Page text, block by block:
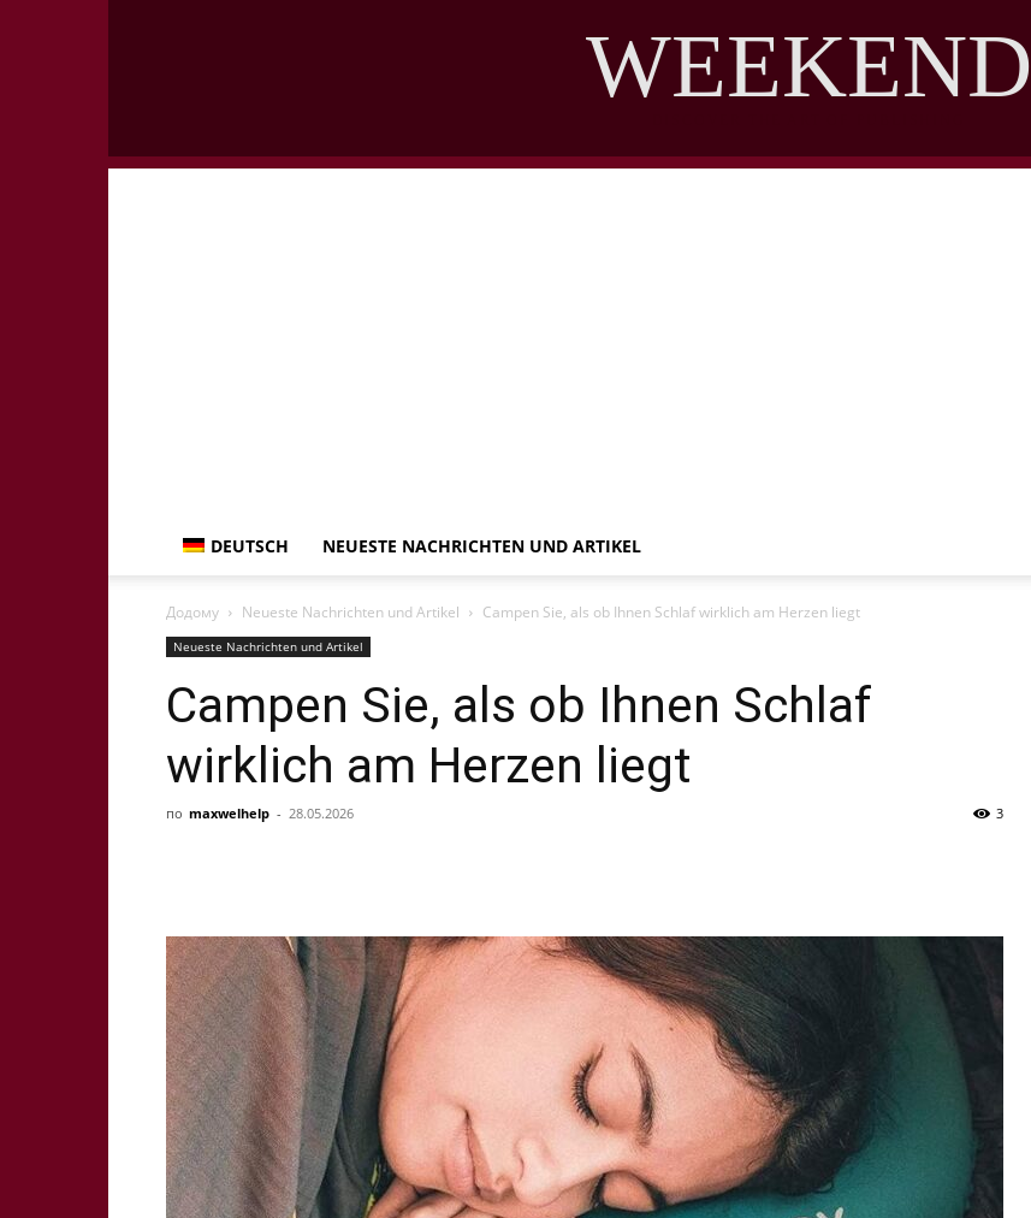
WEEKEND
DEUTSCH NEUESTE NACHRICHTEN UND ARTIKEL
Додому Neueste Nachrichten und Artikel Campen Sie, als ob Ihnen Schlaf wirklich am Herzen liegt
Neueste Nachrichten und Artikel
Campen Sie, als ob Ihnen Schlaf
wirklich am Herzen liegt
по maxwelhelp - 28.05.2026 3